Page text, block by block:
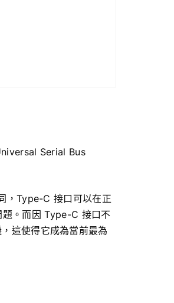
Serial Bus
，Type-C 接口可以在正
題。而因 Type-C 接口不
這使得它成為當前最為